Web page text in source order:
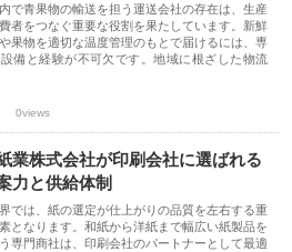
で青果物の輸送を担う運送会社の存在は、生産
者をつなぐ重要な役割を果たしています。新鮮
果物を適切な温度管理のもとで届けるには、専
備と経験が不可欠です。地域に根ざした物流
0views
業株式会社が印刷会社に選ばれる
力と供給体制
では、紙の選定が仕上がりの品質を左右する重
となります。和紙から洋紙まで幅広い紙製品を
専門商社は、印刷会社のパートナーとして最適